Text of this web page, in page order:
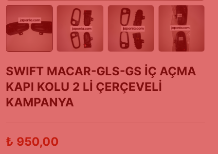
SWIFT MACAR-GLS-GS İÇ AÇMA
KAPI KOLU 2 Lİ ÇERÇEVELİ
KAMPANYA
₺ 950,00